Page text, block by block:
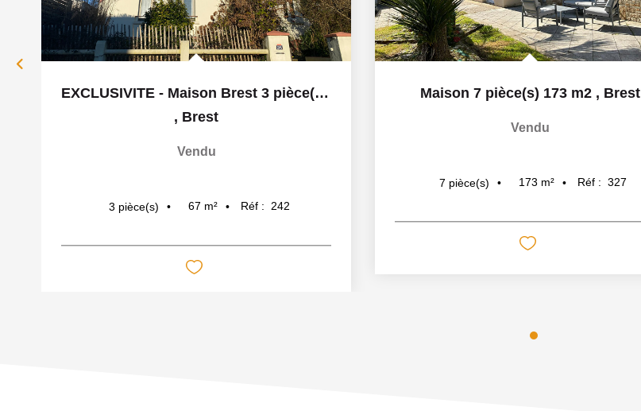
EXCLUSIVITE - Maison Brest 3 pièce(s) 67 m2
, Brest
Vendu
3 pièce(s) 67 m² Réf : 242
Maison 7 pièce(s) 173 m2 , Brest
Vendu
7 pièce(s) 173 m² Réf : 327